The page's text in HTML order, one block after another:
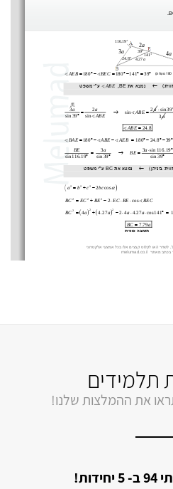
תלמידים
את ההמלצות שלנו!